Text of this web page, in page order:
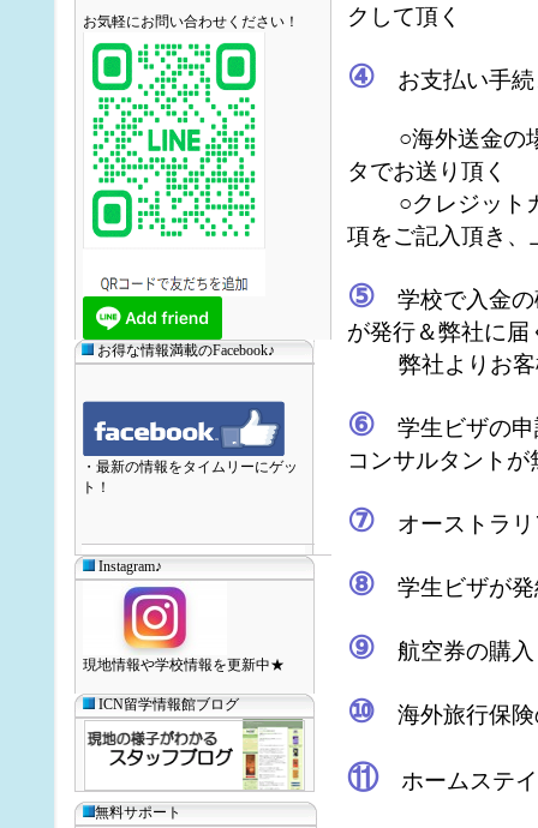
お気軽にお問い合わせください！
お得な情報満載のFacebook♪
・最新の情報をタイムリーにゲッ
ト！
Instagram♪
現地情報や学校情報を更新中★
ICN留学情報館ブログ
無料サポート
クして頂く
④ お支払い手続
○海外送金の場
タでお送り頂く
○クレジットカ
項をご記入頂き、
⑤ 学校で入金の
が発行＆弊社に届
弊社よりお客
⑥ 学生ビザの申
コンサルタント
⑦ オーストラリ
⑧ 学生ビザが発
⑨ 航空券の購入
⑩ 海外旅行保険
⑪ホームステイ